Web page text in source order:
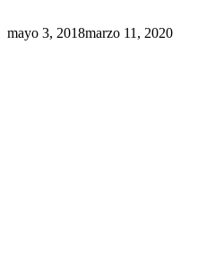
mayo 3, 2018marzo 11, 2020